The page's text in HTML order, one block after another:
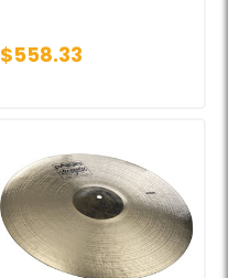
$558.33